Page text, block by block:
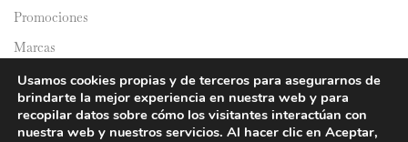
Promociones
Marcas
Catálogos
Domicilios
Usamos cookies propias y de terceros para asegurarnos de
brindarte la mejor experiencia en nuestra web y para
recopilar datos sobre cómo los visitantes interactúan con
nuestra web y nuestros servicios. Al hacer clic en Aceptar,